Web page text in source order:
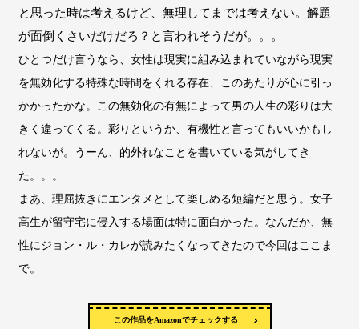
と思った時は考えるけど、無理してまでは考えない。解題
が面倒くさいだけだろ？と言われそうだが。。。
ひとつだけ言うなら、女性は現実に組み込まれていながら現実
を無効化する特殊な時間をくれる存在、このあたりが心に引っ
かかったかな。この無効化の有無によって男の人生の彩りは大
きく違ってくる。彩りというか、有機性と言ってもいいかもし
れないが。
うーん、的外れなことを書いている気がしてき
た。。。
まあ、理屈抜きにエンタメとして楽しめる短編だと思う。女子
高生が留守宅に侵入する場面は特に面白かった。なんだか、無
性にジョン・ル・カレが読みたくなってきたので今回はここま
で。
この作品をAmazonでチェックする